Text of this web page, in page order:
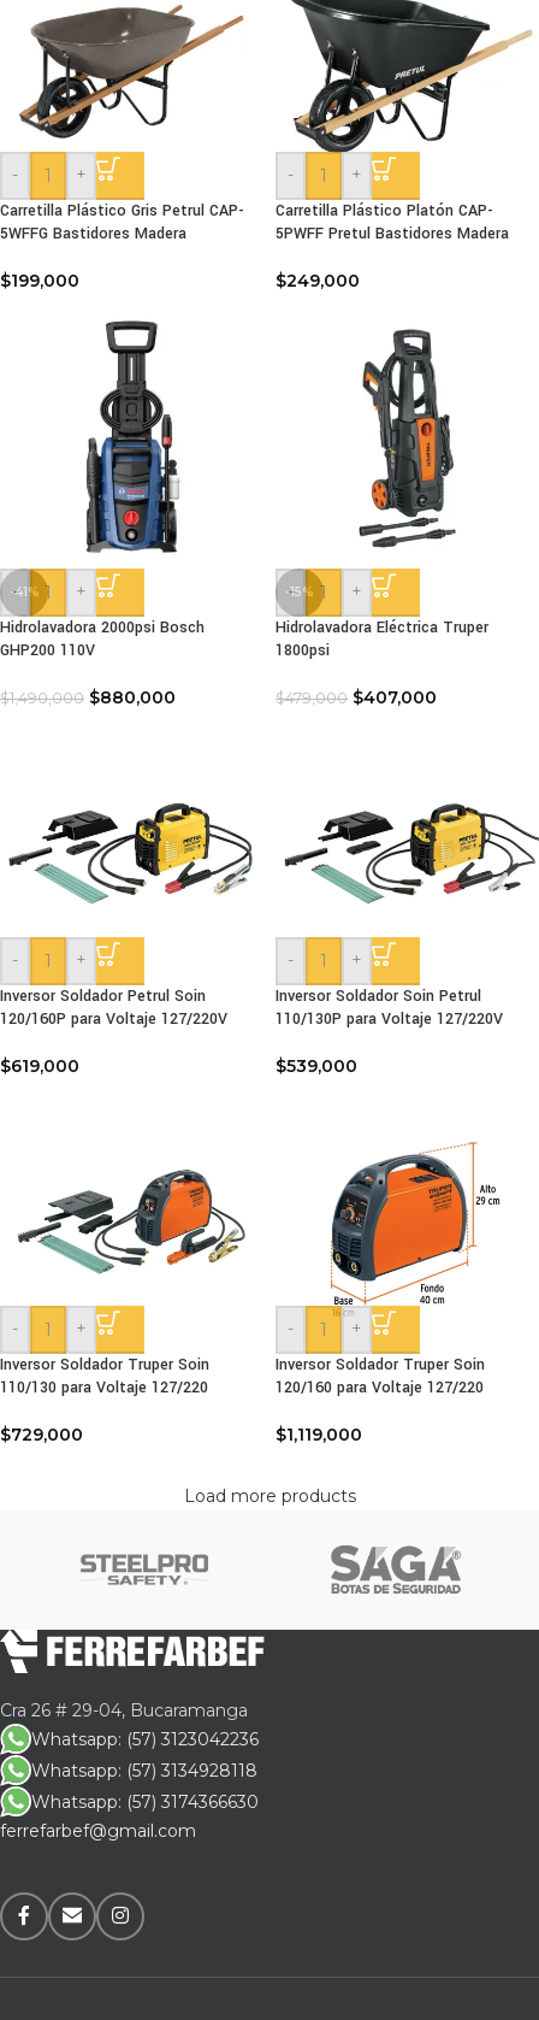
-
+
Carretilla Plástico Gris Petrul CAP-
5WFFG Bastidores Madera
$199,000
-
+
Carretilla Plástico Platón CAP-
5PWFF Pretul Bastidores Madera
$249,000
-41%
-
+
Hidrolavadora 2000psi Bosch
GHP200 110V
$1,490,000 $880,000
-15%
-
+
Hidrolavadora Eléctrica Truper
1800psi
$479,000 $407,000
-
+
Inversor Soldador Petrul Soin
120/160P para Voltaje 127/220V
$619,000
-
+
Inversor Soldador Soin Petrul
110/130P para Voltaje 127/220V
$539,000
-
+
Inversor Soldador Truper Soin
110/130 para Voltaje 127/220
$729,000
-
+
Inversor Soldador Truper Soin
120/160 para Voltaje 127/220
$1,119,000
Load more products
Cra 26 # 29-04, Bucaramanga
Whatsapp: (57) 3123042236
Whatsapp: (57) 3134928118
Whatsapp: (57) 3174366630
ferrefarbef@gmail.com